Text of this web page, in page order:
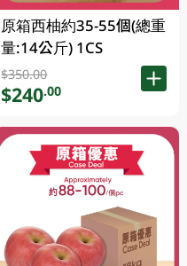
原箱西柚約35-55個(總重
量:14公斤) 1CS
$350.00
$240.00